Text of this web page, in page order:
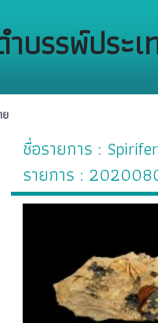
บรรพ์ประ
ชื่อรายการ :
รายการ :